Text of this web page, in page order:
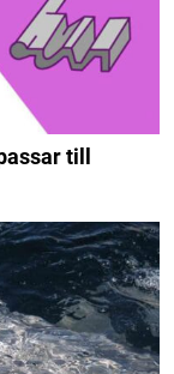
till